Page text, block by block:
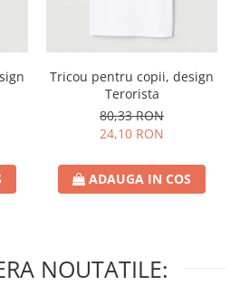
Tricou pentru copii, design
Terorista
80,33 RON
24,10 RON
ADAUGA IN COS
NOUTATILE: